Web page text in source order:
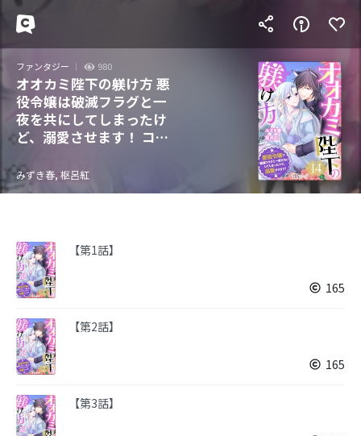
ファンタジー 980
オオカミ陛下の躾け方 悪
役令嬢は破滅フラグと一
夜を共にしてしまったけ
ど、溺愛させます！ コミ
みずき春, 枢呂紅
【第1話】
165
【第2話】
165
【第3話】